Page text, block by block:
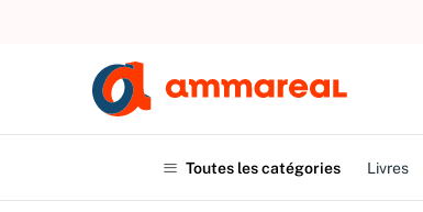
Toutes les catégories Livres